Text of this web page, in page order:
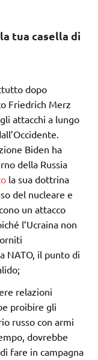
tua casella di
dopo
Friedrich Merz
attacchi a lungo
Biden ha
della Russia
la sua dottrina
del nucleare e
un attacco
l’Ucraina non
NATO, il punto di
relazioni
proibire gli
russo con armi
dovrebbe
di fare in campagna